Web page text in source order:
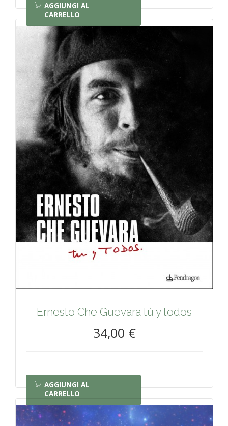
AGGIUNGI AL
CARRELLO
Ernesto Che Guevara tú y todos
34,00 €
AGGIUNGI AL
CARRELLO